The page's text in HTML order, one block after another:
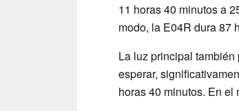
11 horas 40 minutos a
modo, la E04R dura 87
La luz principal
esperar,
horas 40 minutos. En el